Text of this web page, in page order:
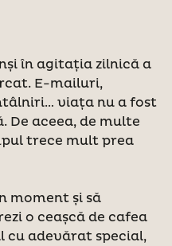
în agitația zilnică a
E-mailuri,
viața nu a fost
De aceea, de multe
trece mult prea
moment și să
o ceașcă de cafea
cu adevărat special,